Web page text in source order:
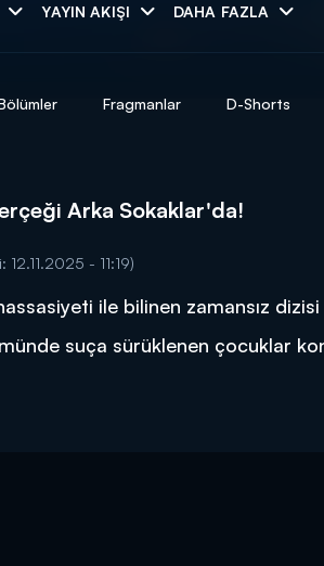
YAYIN AKIŞI DAHA FAZLA
SONUÇLAR
Fragmanlar D-Shorts
Arka Sokaklar'da!
12.11.2025 - 11:19)
ile bilinen zamansız
suça sürüklenen çocuklar